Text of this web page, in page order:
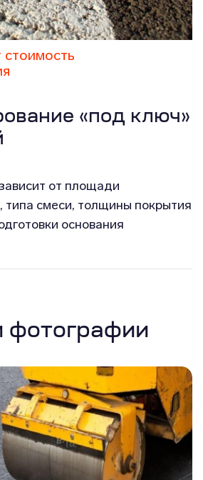
стоимость
«под ключ»
от площади
типа смеси, толщины покрытия
основания